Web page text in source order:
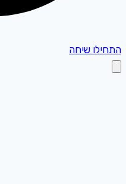
התחילו שיחה